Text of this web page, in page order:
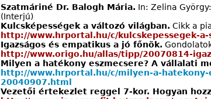
Szatmáriné Dr. Balogh Mária. In: Zelina
(Interjú)
Kulcsképességek a változó világban. Cikk a
http://www.hrportal.hu/c/kulcskepessegek-
Igazságos és empatikus a jó főnök.
http://www.origo.hu/allas/tipp/20070814-
Milyen a hatékony eszmecsere? A vállalati
http://www.hrportal.hu/c/milyen-a-
20040907.html
Vezetői értekezlet reggel 7-kor. Hogyan